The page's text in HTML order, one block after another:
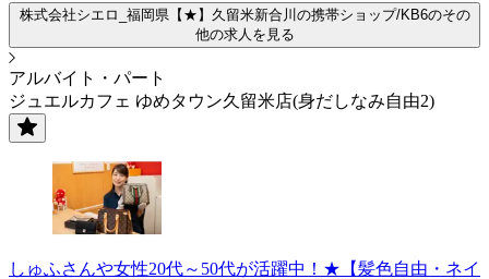
株式会社シエロ_福岡県【★】久留米新合川の携帯ショップ/KB6のその
他の求人を見る
アルバイト・パート
ジュエルカフェ ゆめタウン久留米店(身だしなみ自由2)
しゅふさんや女性20代～50代が活躍中！★【髪色自由・ネイ